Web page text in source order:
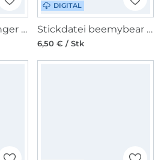
Stickdatei DIY Hunger Croissant Doodle Stick
DIGITAL
Stickdatei beemybear ITH Anhänger Schulkind
6,50 € / Stk